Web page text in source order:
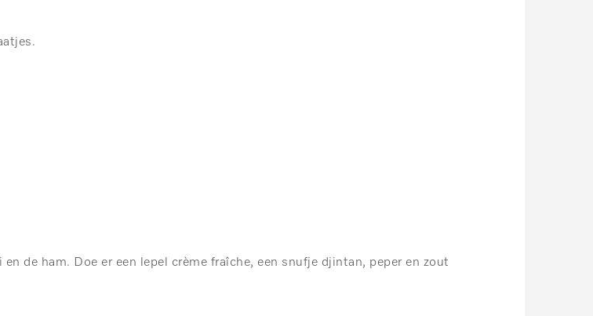
de ham. Doe er een lepel crème fraîche, een snufje djintan, peper en zout